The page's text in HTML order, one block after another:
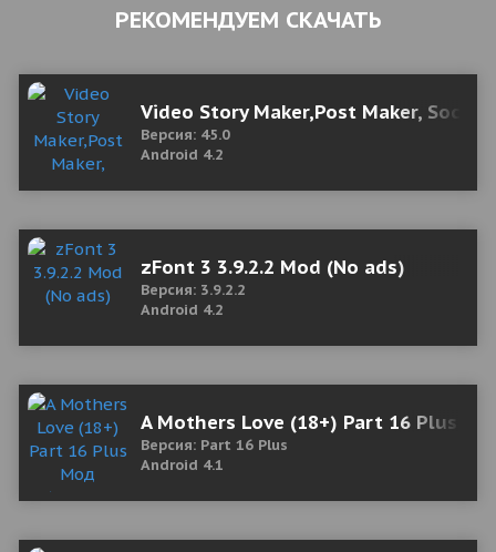
РЕКОМЕНДУЕМ СКАЧАТЬ
Video Story Maker,Post Maker,
Версия: 45.0
Android 4.2
zFont 3 3.9.2.2 Mod (No ads)
Версия: 3.9.2.2
Android 4.2
A Mothers Love (18+) Part 16 Plus
Версия: Part 16 Plus
Android 4.1